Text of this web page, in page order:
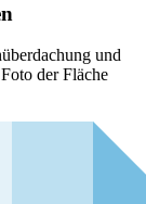
und
der Fläche